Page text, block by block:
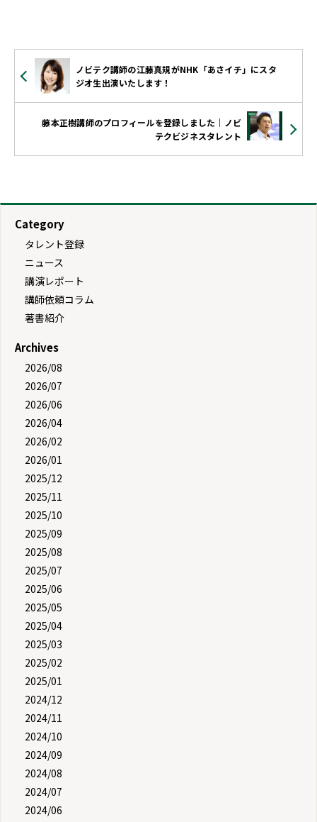
ノビテク講師の江藤真規がNHK「あさイチ」にスタ
ジオ生出演いたします！
藤本正樹講師のプロフィールを登録しました｜ノビ
テクビジネスタレント
Category
タレント登録
ニュース
講演レポート
講師依頼コラム
著書紹介
Archives
2026/08
2026/07
2026/06
2026/04
2026/02
2026/01
2025/12
2025/11
2025/10
2025/09
2025/08
2025/07
2025/06
2025/05
2025/04
2025/03
2025/02
2025/01
2024/12
2024/11
2024/10
2024/09
2024/08
2024/07
2024/06